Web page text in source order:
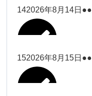
関谷（17-19時）
関谷（17-
19時）
関谷（17-19時）
関谷（17-
19時）
松本
Close
2026年8月4日
2026年8月6日
院長
Close
武井
2026年8月7日
Close
武井
2026年8月9日
大西
松本（9時
ー18時）
Close Close
松本（9時ー18時）
2026年8月10日
2026年8月11日
小林
Close Close
塩川
塩川
塩川
142026年8月14日 ●●
塩川
152026年8月15日 ●●